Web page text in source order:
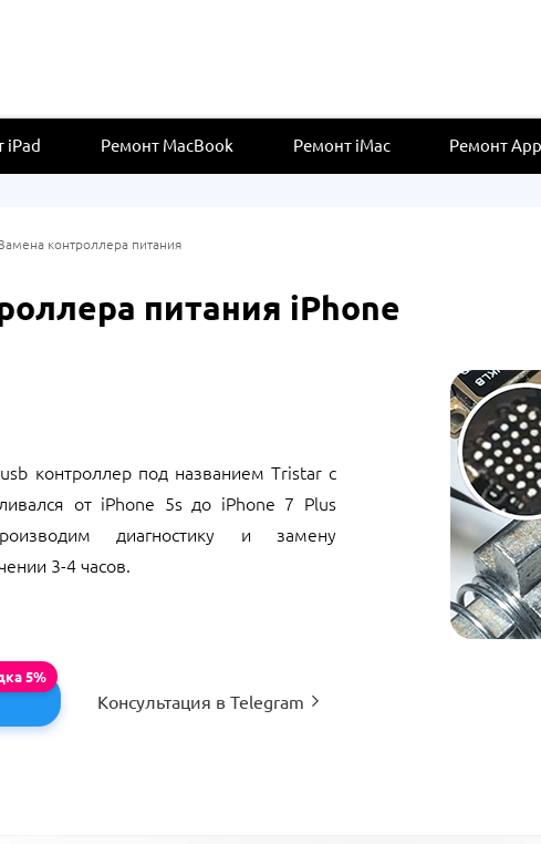
iPad Ремонт MacBook Ремонт iMac Ремонт
контроллера питания
питания iPhone
контроллер под названием Tristar с
от iPhone 5s до iPhone 7 Plus
диагностику и замену
3-4 часов.
Консультация в Telegram